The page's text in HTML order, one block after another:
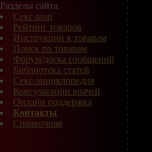
Разделы сайта
Секс шоп
Рейтинг товаров
Инструкции к товарам
Поиск по товарам
Форум/доска сообщений
Библиотека статей
Секс-энциклопедия
Консультации врачей
Онлайн поддержка
Контакты
Справочная